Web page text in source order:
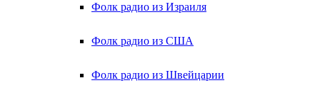
Фолк радио из Израиля
Фолк радио из США
Фолк радио из Швейцарии